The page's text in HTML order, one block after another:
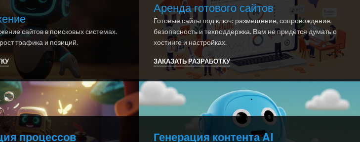
сайтов в поисковых системах.
трафика и позиций.
Аренда готового сайтов
Готовые сайты под ключ: размещение, сопровождение,
безопасность и техподдержка. Вам не придётся думать о
хостинге и настройках.
ЗАКАЗАТЬ РАЗРАБОТКУ
процессов Генерация контента AI